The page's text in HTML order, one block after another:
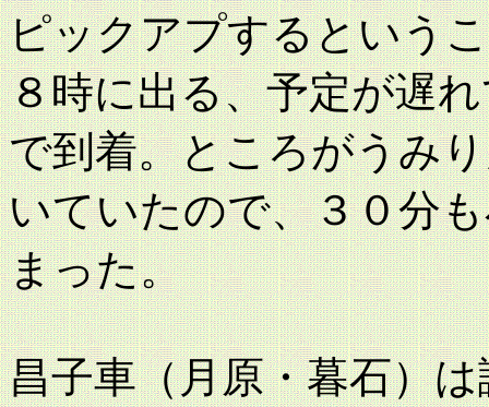
ピックアプするという
８時に出る、予定が遅
で到着。ところがうみ
いていたので、３０分
まった。
昌子車（月原・暮石）